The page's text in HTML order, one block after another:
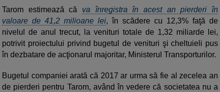
Tarom estimează că va înregistra în acest an pierderi în
valoare de 41,2 milioane lei, în scădere cu 12,3% faţă de
nivelul de anul trecut, la venituri totale de 1,32 miliarde lei,
potrivit proiectului privind bugetul de venituri şi cheltuieli pus
în dezbatare de acţionarul majoritar, Ministerul Transporturilor.
Bugetul companiei arată că 2017 ar urma să fie al zecelea an
de pierderi pentru Tarom, având în vedere că societatea nu a